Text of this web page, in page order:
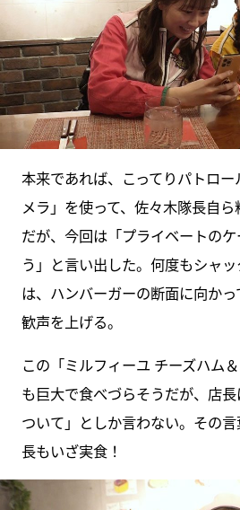
本来であれば、こってりパトロ
メラ」を使って、佐々木隊長自
だが、今回は「プライベートの
う」と言い出した。何度もシャ
は、ハンバーガーの断面に向か
歓声を上げる。
この「ミルフィーユ チーズハム
も巨大で食べづらそうだが、店
ついて」としか言わない。その
長もいざ実食！